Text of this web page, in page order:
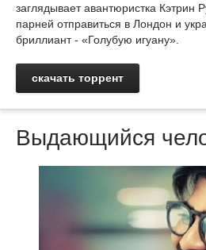
заглядывает авантюристка Кэтрин
парней отправиться в Лондон и
бриллиант - «Голубую игуану».
скачать торрент
Выдающийся